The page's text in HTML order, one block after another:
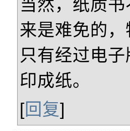
当然，纸质
来是难免的
只有经过电
印成纸。
[回复]